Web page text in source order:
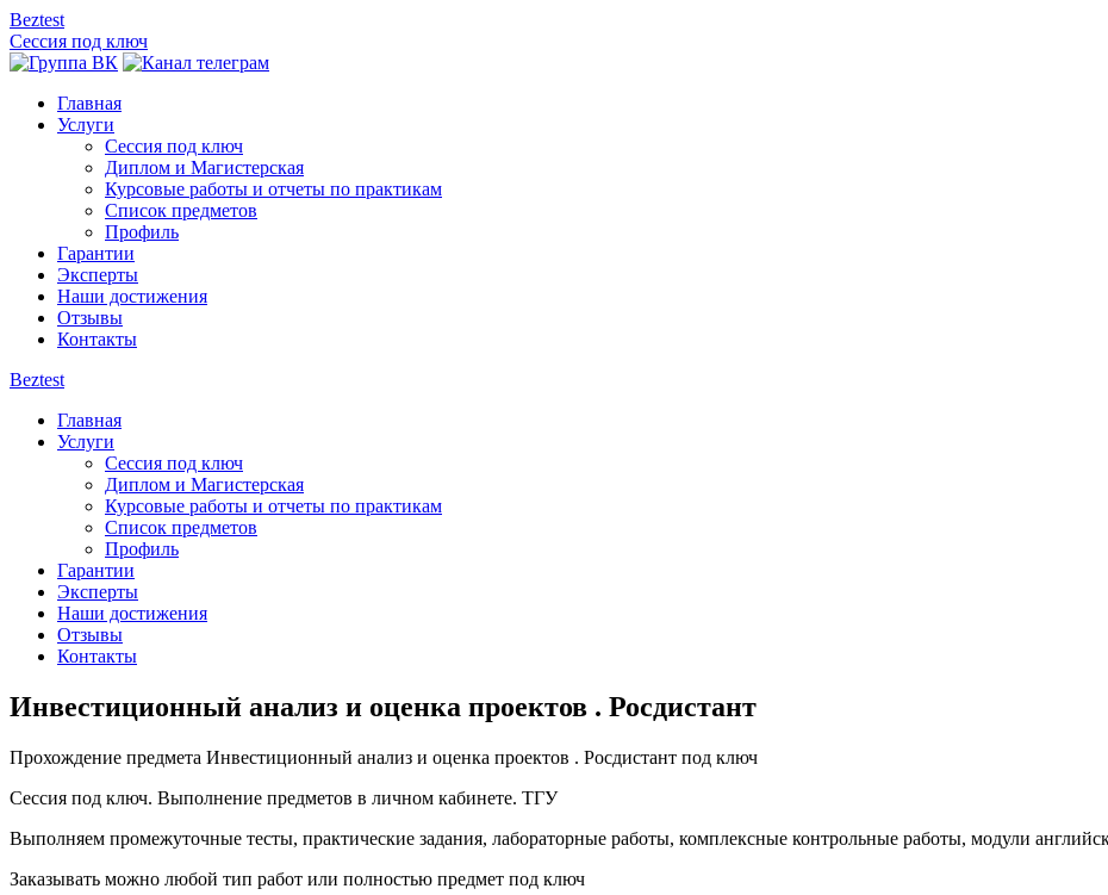
Beztest
Сессия под ключ
Главная
Услуги
Сессия под ключ
Диплом и Магистерская
Курсовые работы и отчеты по практикам
Список предметов
Профиль
Гарантии
Эксперты
Наши достижения
Отзывы
Контакты
Beztest
Главная
Услуги
Сессия под ключ
Диплом и Магистерская
Курсовые работы и отчеты по практикам
Список предметов
Профиль
Гарантии
Эксперты
Наши достижения
Отзывы
Контакты
Инвестиционный анализ и оценка проектов . Росдистант
Прохождение предмета Инвестиционный анализ и оценка проектов . Росдистант под ключ
Сессия под ключ. Выполнение предметов в личном кабинете. ТГУ
Выполняем промежуточные тесты, практические задания, лабораторные работы, комплексные контрольные работы, модули
Заказывать можно любой тип работ или полностью предмет под ключ